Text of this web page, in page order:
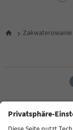
6
13
14
Zakwaterowanie